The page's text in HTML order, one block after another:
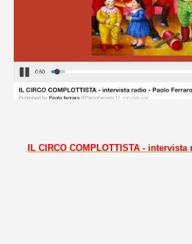
IL CIRCO COMPLOTTISTA -